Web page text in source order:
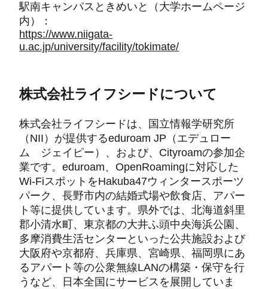
駅南キャンパスときめいと（大学ホームページ
内）：
https://www.niigata-
u.ac.jp/university/facility/tokimate/
株式会社ライフシードについて
株式会社ライフシードは、国立情報学研究所
（NII）が提供するeduroam JP（エデュロー
ム ジェイピー）、および、Cityroamの参加企
業です。eduroam、OpenRoamingに対応した
Wi-FiスポットをHakuba47ウィンタースポーツ
パーク、長野市内の結婚式場や飲食店、アパー
ト等に提供しています。県外では、北海道斜里
郡小清水町、東京都の大井ふ頭中央海浜公園、
多摩消費生活センターといった公共施設および
大阪府や京都府、兵庫県、宮崎県、福岡県にあ
るアパート等の公衆無線LANの構築・保守を行
うなど、日本全国にサービスを展開していま